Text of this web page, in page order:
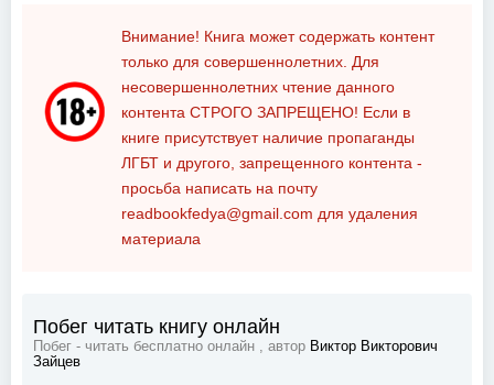
Внимание! Книга может содержать контент
только для совершеннолетних. Для
несовершеннолетних чтение данного
контента СТРОГО ЗАПРЕЩЕНО! Если в
книге присутствует наличие пропаганды
ЛГБТ и другого, запрещенного контента -
просьба написать на почту
readbookfedya@gmail.com для удаления
материала
Побег читать книгу онлайн
Побег - читать бесплатно онлайн , автор Виктор Викторович
Зайцев